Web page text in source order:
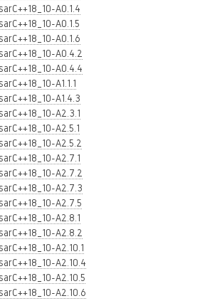
A0.1.4
A0.1.5
A0.1.6
A0.4.2
A0.4.4
A1.1.1
A1.4.3
A2.3.1
A2.5.1
A2.5.2
A2.7.1
A2.7.2
A2.7.3
A2.7.5
A2.8.1
A2.8.2
A2.10.1
A2.10.4
A2.10.5
A2.10.6